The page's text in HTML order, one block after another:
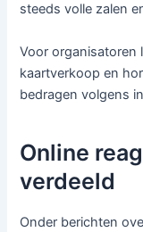
steeds volle zalen
Voor organisatoren
kaartverkoop en
bedragen volgens
Online
verdeeld
Onder berichten